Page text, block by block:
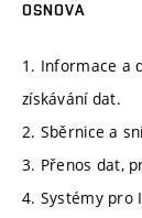
OSNOVA
1. Informace a
získávání dat.
2. Sběrnice a
3. Přenos dat,
4. Systémy pro